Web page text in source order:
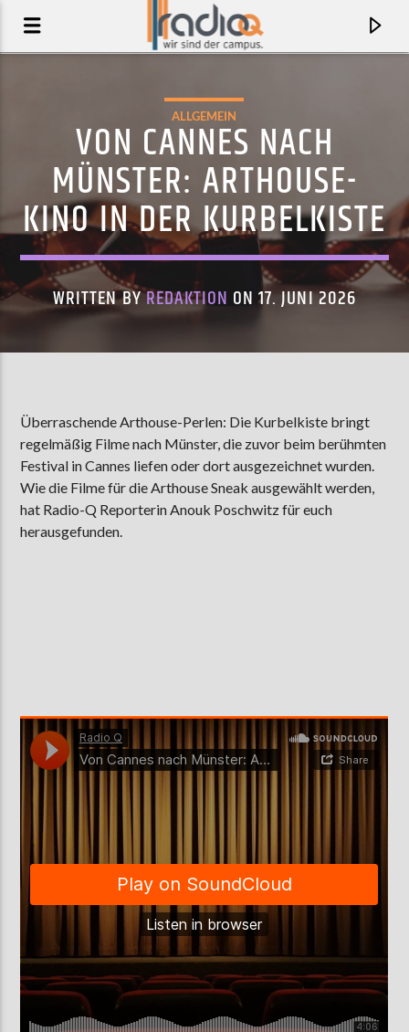
AKTUELLE SENDUNG
MOEBIUS
00:00
ALLGEMEIN
VON CANNES NACH
MÜNSTER: ARTHOUSE-
KINO IN DER KURBELKISTE
WRITTEN BYREDAKTION ON 17. JUNI 2026
Überraschende Arthouse-Perlen: Die Kurbelkiste bringt
regelmäßig Filme nach Münster, die zuvor beim berühmten
Festival in Cannes liefen oder dort ausgezeichnet wurden.
Wie die Filme für die Arthouse Sneak ausgewählt werden,
hat Radio-Q Reporterin Anouk Poschwitz für euch
herausgefunden.